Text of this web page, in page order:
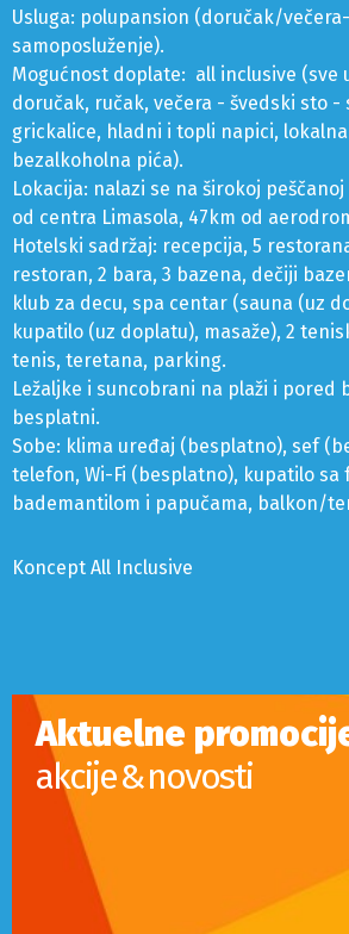
Usluga: polupansion (doručak/
samoposluženje).
Mogućnost doplate: all inclusive (sve
doručak, ručak, večera - švedski sto -
grickalice, hladni i topli napici,
bezalkoholna pića).
Lokacija: nalazi se na širokoj peščanoj
od centra Limasola, 47km od
Hotelski sadržaj: recepcija, 5
restoran, 2 bara, 3 bazena, dečiji
klub za decu, spa centar (sauna (uz
kupatilo (uz doplatu), masaže), 2
tenis, teretana, parking.
Ležaljke i suncobrani na plaži i pored
besplatni.
Sobe: klima uređaj (besplatno), sef
telefon, Wi-Fi (besplatno), kupatilo sa
bademantilom i papučama, balkon/
Koncept All Inclusive
Aktuelne
akcije & novosti